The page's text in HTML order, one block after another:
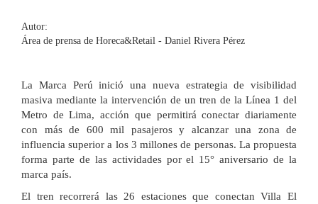
Autor:
Área de prensa de Horeca&Retail - Daniel Rivera Pérez
La Marca Perú inició una nueva estrategia de visibilidad
masiva mediante la intervención de un tren de la Línea 1 del
Metro de Lima, acción que permitirá conectar diariamente
con más de 600 mil pasajeros y alcanzar una zona de
influencia superior a los 3 millones de personas. La propuesta
forma parte de las actividades por el 15° aniversario de la
marca país.
El tren recorrerá las 26 estaciones que conectan Villa El